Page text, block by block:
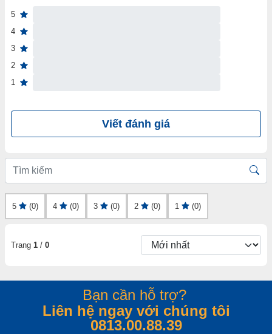
5
4
3
2
1
Viết đánh giá
5 (0) 4 (0) 3 (0) 2 (0) 1 (0)
Trang 1 / 0
Bạn cần hỗ trợ?
Liên hệ ngay với chúng tôi
0813.00.88.39